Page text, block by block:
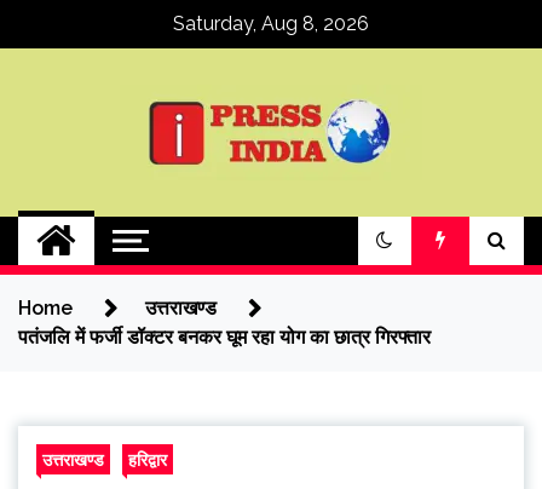
Saturday, Aug 8, 2026
ipressindia
Home
उत्तराखण्ड
पतंजलि में फर्जी डॉक्टर बनकर घूम रहा योग का छात्र गिरफ्तार
उत्तराखण्ड हरिद्वार